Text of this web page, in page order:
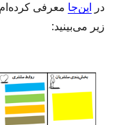
در
این‌جا معرفی
زیر می‌بینید: